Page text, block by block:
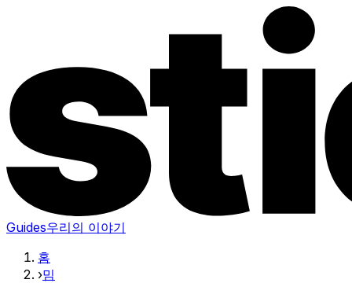
Guides우리의 이야기
홈
›밈